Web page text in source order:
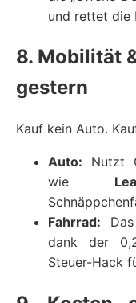
und rettet die
8. Mobilität
gestern
Kauf kein Auto.
Auto: Nutzt
wie
Fahrrad: Das
dank der
Steuer-Hack